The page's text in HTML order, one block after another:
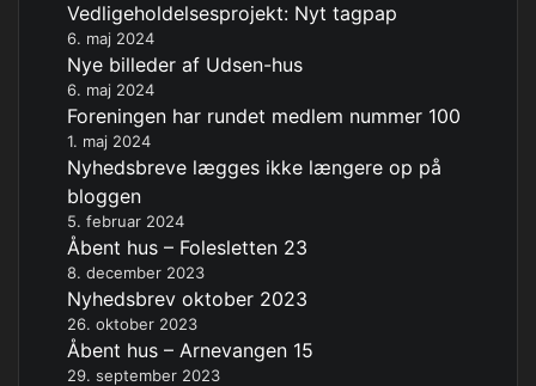
Vedligeholdelsesprojekt: Nyt tagpap
6. maj 2024
Nye billeder af Udsen-hus
6. maj 2024
Foreningen har rundet medlem nummer 100
1. maj 2024
Nyhedsbreve lægges ikke længere op på
bloggen
5. februar 2024
Åbent hus – Folesletten 23
8. december 2023
Nyhedsbrev oktober 2023
26. oktober 2023
Åbent hus – Arnevangen 15
29. september 2023